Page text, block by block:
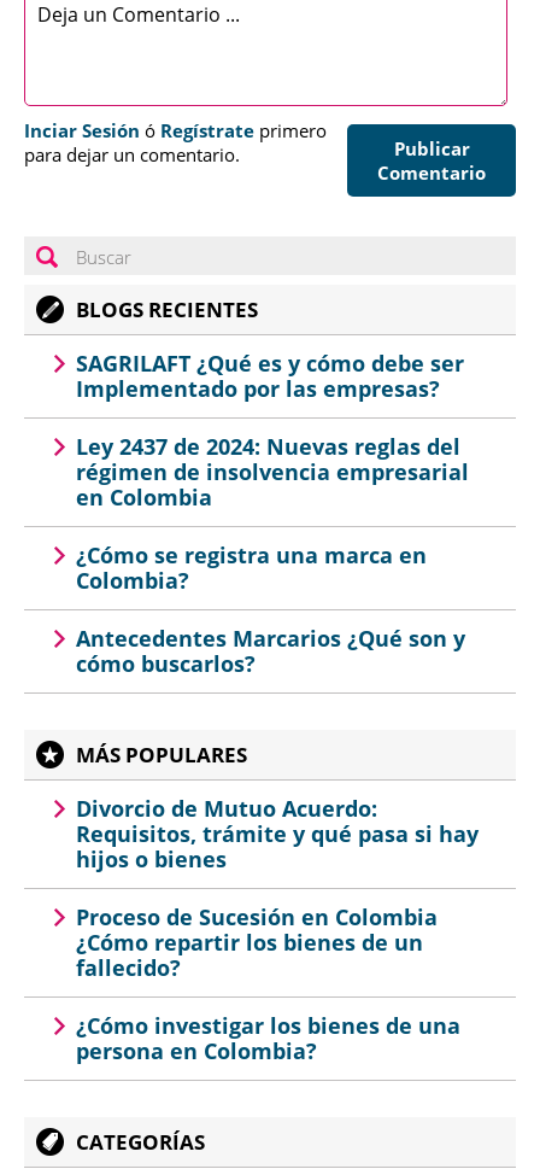
Publicar
Comentario
Inciar Sesión ó Regístrate primero
para dejar un comentario.
BLOGS RECIENTES
SAGRILAFT ¿Qué es y cómo debe ser
Implementado por las empresas?
Ley 2437 de 2024: Nuevas reglas del
régimen de insolvencia empresarial
en Colombia
¿Cómo se registra una marca en
Colombia?
Antecedentes Marcarios ¿Qué son y
cómo buscarlos?
MÁS POPULARES
Divorcio de Mutuo Acuerdo:
Requisitos, trámite y qué pasa si hay
hijos o bienes
Proceso de Sucesión en Colombia
¿Cómo repartir los bienes de un
fallecido?
¿Cómo investigar los bienes de una
persona en Colombia?
CATEGORÍAS